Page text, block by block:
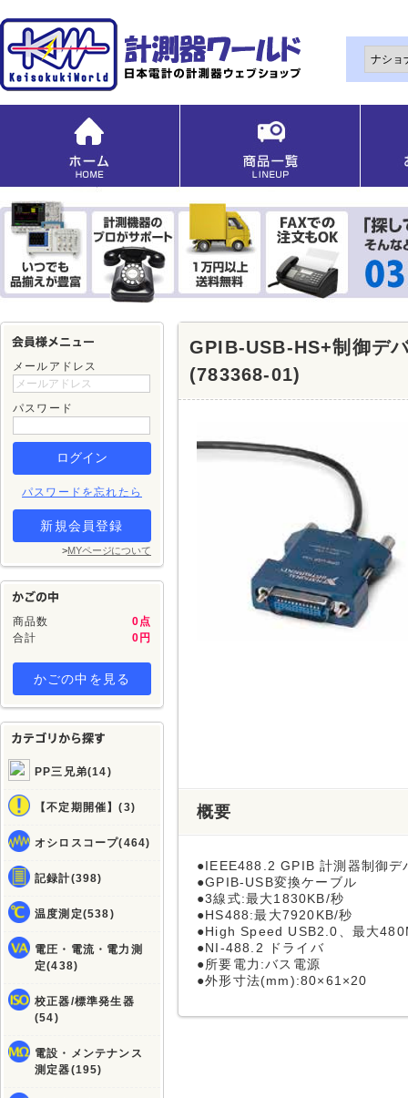
メールアドレス
パスワード
パスワードを忘れたら
新規会員登録
>MYページについて
商品数
0点
合計
0円
かごの中を見る
PP三兄弟(14)
【不定期開催】(3)
オシロスコープ(464)
記録計(398)
温度測定(538)
電圧・電流・電力測
定(438)
校正器/標準発生器
(54)
電設・メンテナンス
測定器(195)
GPIB-USB-HS+制御デ
(783368-01)
概要
●IEEE488.2 GPIB 計測器制御デ
●GPIB-USB変換ケーブル
●3線式:最大1830KB/秒
●HS488:最大7920KB/秒
●High Speed USB2.0、最大
●NI-488.2 ドライバ
●所要電力:バス電源
●外形寸法(mm):80×61×20